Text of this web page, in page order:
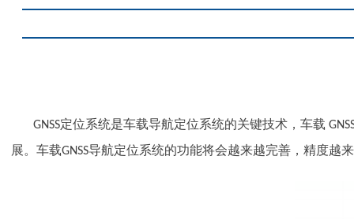
GNSS定位系统是车载导航定位系统的关键技术，车载
展。车载GNSS导航定位系统的功能将会越来越完善，精度越